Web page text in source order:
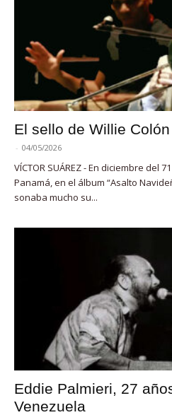
El sello de Willie
- 04/05/2026
VÍCTOR SUÁREZ - En diciembre del
Panamá, en el álbum “Asalto
sonaba mucho su...
Eddie Palmieri, 27
Venezuela